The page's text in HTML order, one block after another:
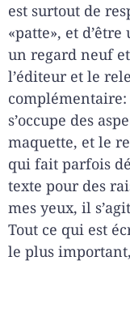
est surtout de
«patte», et
un regard neuf
l’éditeur et le
s’occupe des
maquette, et le
qui fait parfois
texte pour des
mes yeux, il
Tout ce qui est
le plus